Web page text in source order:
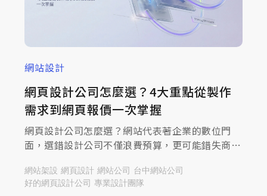
網站設計
網頁設計公司怎麼選？4大重點從製作
需求到網頁報價一次掌握
網頁設計公司怎麼選？網站代表著企業的數位門
面，選錯設計公司不僅浪費預算，更可能錯失商
論，直接聚焦挑選網頁設計公司的4大重點，從需
求盤點、建置流程、報價結構到篩選標準一次解
網站架設 網頁設計 網站公司 台中網站公司
好的網頁設計公司 專業設計團隊